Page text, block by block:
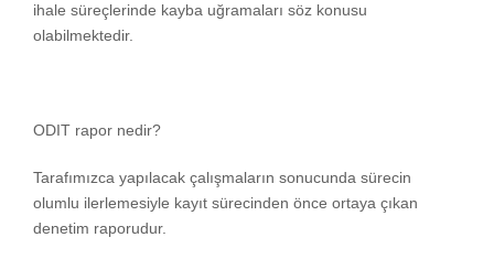
ihale süreçlerinde kayba uğramaları söz konusu
olabilmektedir.
ODIT rapor nedir?
Tarafımızca yapılacak çalışmaların sonucunda sürecin
olumlu ilerlemesiyle kayıt sürecinden önce ortaya çıkan
denetim raporudur.